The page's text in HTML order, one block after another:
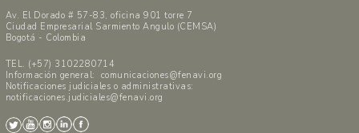
Av. El Dorado # 57-83, oficina 901 torre 7
Ciudad Empresarial Sarmiento Angulo (CEMSA)
Bogotá - Colombia
TEL. (+57) 3102280714
Información general: comunicaciones@fenavi.org
Notificaciones judiciales o administrativas:
notificaciones.judiciales@fenavi.org